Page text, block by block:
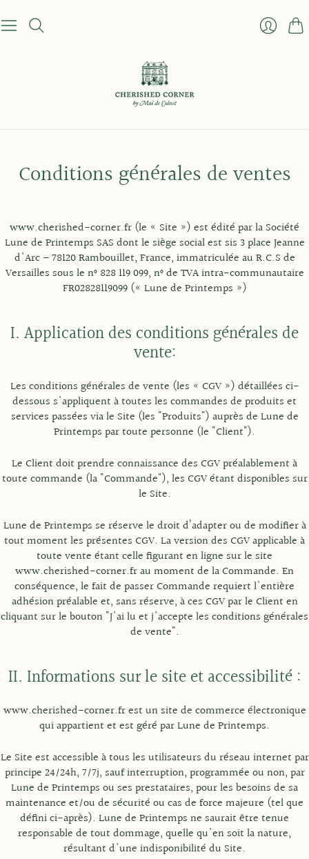
Conditions générales de ventes
www.cherished-corner.fr (le « Site ») est édité par la Société
Lune de Printemps SAS dont le siège social est sis 3 place Jeanne
d'Arc – 78120 Rambouillet, France, immatriculée au R.C.S de
Versailles sous le n° 828 119 099, n° de TVA intra-communautaire
FR02828119099 (« Lune de Printemps »)
I. Application des conditions générales de
vente:
Les conditions générales de vente (les « CGV ») détaillées ci-
dessous s'appliquent à toutes les commandes de produits et
services passées via le Site (les "Produits") auprès de Lune de
Printemps par toute personne (le "Client").
Le Client doit prendre connaissance des CGV préalablement à
toute commande (la "Commande"), les CGV étant disponibles sur
le Site.
Lune de Printemps se réserve le droit d’adapter ou de modifier à
tout moment les présentes CGV. La version des CGV applicable à
toute vente étant celle figurant en ligne sur le site
www.cherished-corner.fr au moment de la Commande. En
conséquence, le fait de passer Commande requiert l'entière
adhésion préalable et, sans réserve, à ces CGV par le Client en
cliquant sur le bouton "J'ai lu et j'accepte les conditions générales
de vente".
II. Informations sur le site et accessibilité :
www.cherished-corner.fr est un site de commerce électronique
qui appartient et est géré par Lune de Printemps.
Le Site est accessible à tous les utilisateurs du réseau internet par
principe 24/24h, 7/7j, sauf interruption, programmée ou non, par
Lune de Printemps ou ses prestataires, pour les besoins de sa
maintenance et/ou de sécurité ou cas de force majeure (tel que
défini ci-après). Lune de Printemps ne saurait être tenue
responsable de tout dommage, quelle qu'en soit la nature,
résultant d'une indisponibilité du Site.